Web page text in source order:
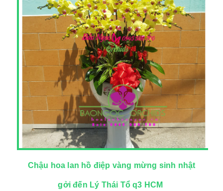
Chậu hoa lan hồ điệp vàng mừng sinh nhật
gởi đến Lý Thái Tổ q3 HCM